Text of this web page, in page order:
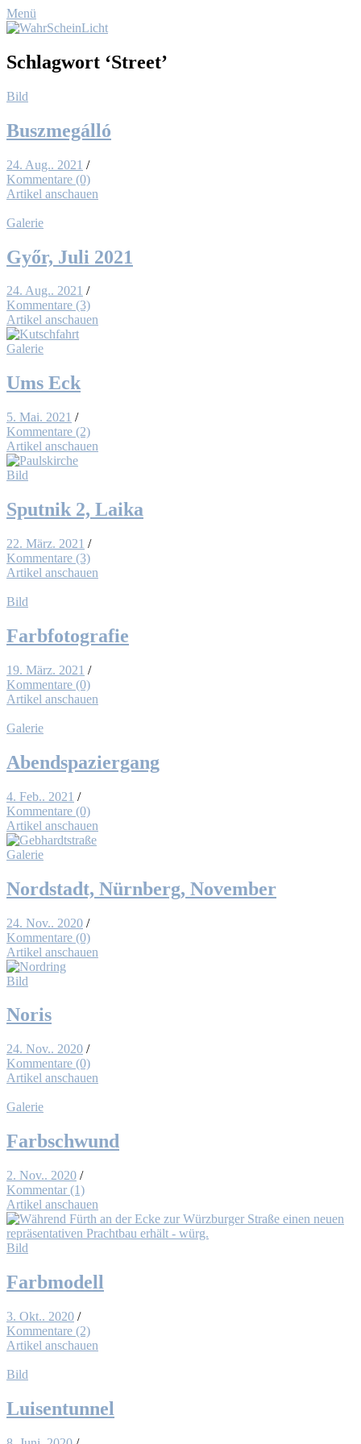
Menü
Schlagwort ‘Street’
Bild
Buszme­gál­ló
24. Aug.. 2021 /
Kommentare (0)
Artikel anschauen
Galerie
Győr, Ju­li 2021
24. Aug.. 2021 /
Kommentare (3)
Artikel anschauen
Galerie
Ums Eck
5. Mai. 2021 /
Kommentare (2)
Artikel anschauen
Bild
Sput­nik 2, Lai­ka
22. März. 2021 /
Kommentare (3)
Artikel anschauen
Bild
Farb­fo­to­gra­fie
19. März. 2021 /
Kommentare (0)
Artikel anschauen
Galerie
Abend­spa­zier­gang
4. Feb.. 2021 /
Kommentare (0)
Artikel anschauen
Galerie
Nord­stadt, Nürn­berg, No­vem­ber
24. Nov.. 2020 /
Kommentare (0)
Artikel anschauen
Bild
No­ris
24. Nov.. 2020 /
Kommentare (0)
Artikel anschauen
Galerie
Farb­schwund
2. Nov.. 2020 /
Kommentar (1)
Artikel anschauen
Bild
Farb­mo­dell
3. Okt.. 2020 /
Kommentare (2)
Artikel anschauen
Bild
Lui­sen­tun­nel